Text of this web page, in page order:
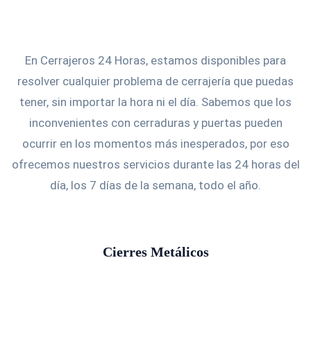
En Cerrajeros 24 Horas, estamos disponibles para
resolver cualquier problema de cerrajería que puedas
tener, sin importar la hora ni el día. Sabemos que los
inconvenientes con cerraduras y puertas pueden
ocurrir en los momentos más inesperados, por eso
ofrecemos nuestros servicios durante las 24 horas del
día, los 7 días de la semana, todo el año.
Cierres Metálicos